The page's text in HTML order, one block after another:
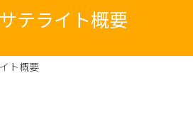
i
テライト概要
ト概要